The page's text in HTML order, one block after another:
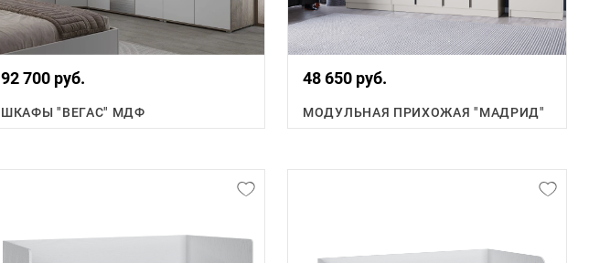
92 700 руб.
ШКАФЫ "ВЕГАС" МДФ
48 650 руб.
МОДУЛЬНАЯ ПРИХОЖАЯ "МАДРИД"